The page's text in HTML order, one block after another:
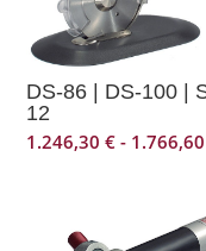
DS-86 | DS-100 |
12
1.246,30€ -